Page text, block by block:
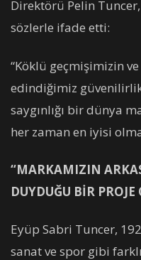
Direktörü Pelin
sözlerle ifade etti:
“Köklü geçmişimizin
edindiğimiz
saygınlığı bir dünya
her zaman en iyisi
“MARKAMIZIN
DUYDUĞU BİR PROJE
Eyüp Sabri Tuncer,
sanat ve spor gibi